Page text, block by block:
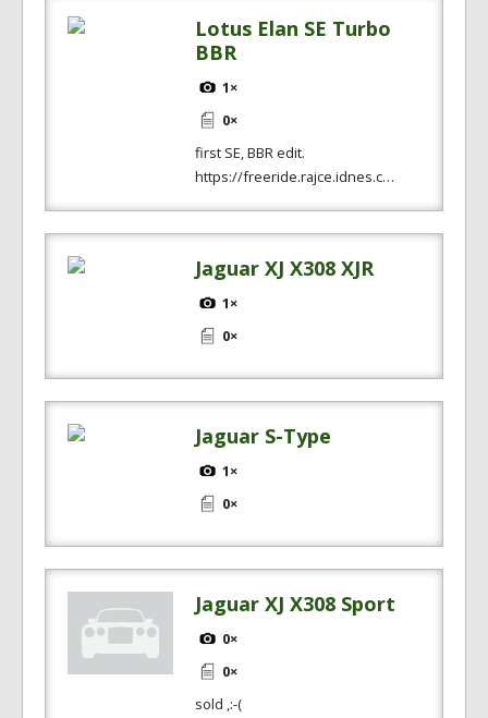
Lotus Elan SE Turbo
BBR
1×
0×
first SE, BBR edit.
https://freeride.rajce.idnes.c…
Jaguar XJ X308 XJR
1×
0×
Jaguar S-Type
1×
0×
Jaguar XJ X308 Sport
0×
0×
sold ,:-(